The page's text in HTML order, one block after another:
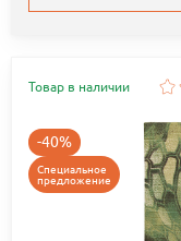
Товар в наличии
-40%
Специальное
предложение